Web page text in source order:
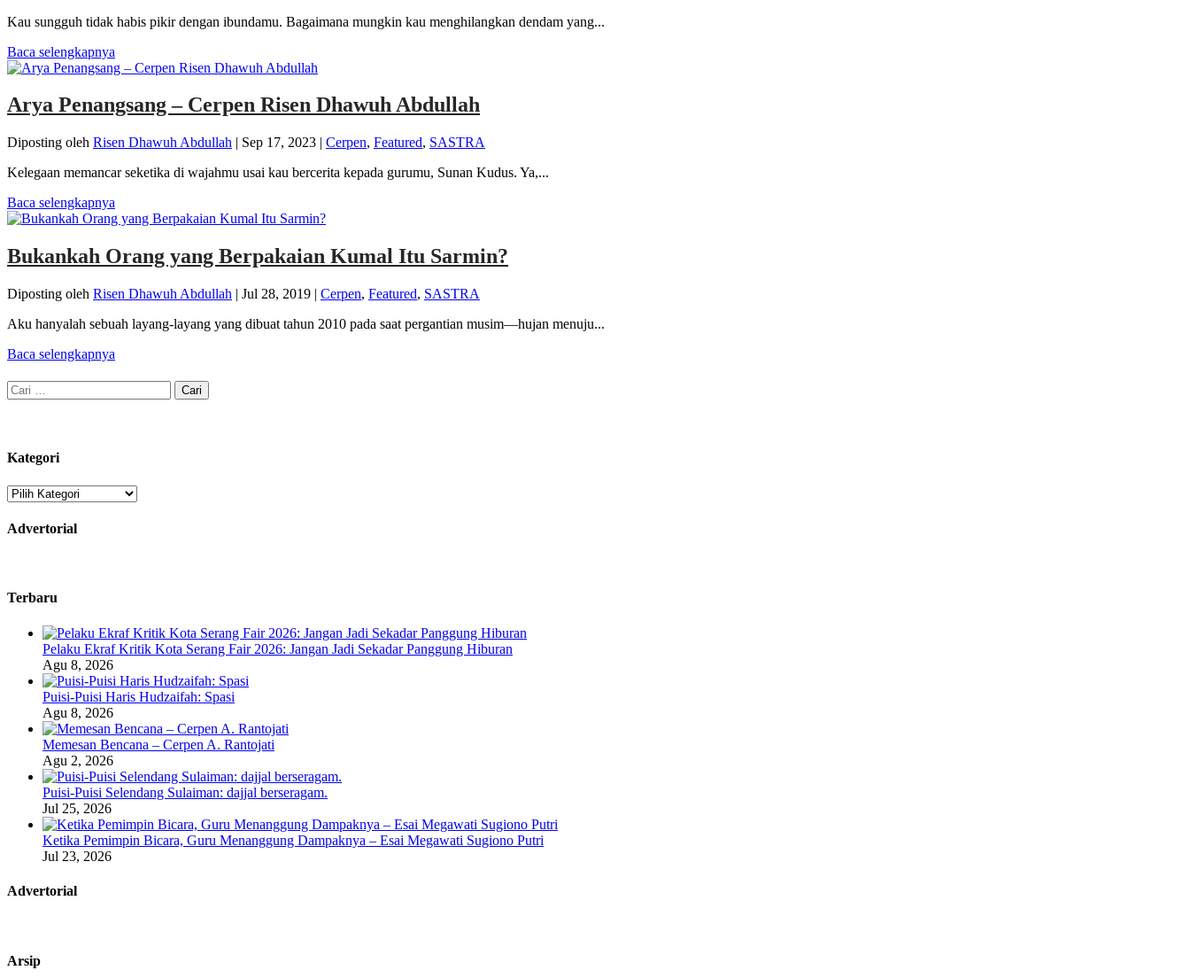
Kau sungguh tidak habis pikir dengan ibundamu. Bagaimana mungkin kau menghilangkan dendam yang...
Baca selengkapnya
Arya Penangsang – Cerpen Risen Dhawuh Abdullah
Diposting oleh Risen Dhawuh Abdullah | Sep 17, 2023 | Cerpen, Featured, SASTRA
Kelegaan memancar seketika di wajahmu usai kau bercerita kepada gurumu, Sunan Kudus. Ya,...
Baca selengkapnya
Bukankah Orang yang Berpakaian Kumal Itu Sarmin?
Diposting oleh Risen Dhawuh Abdullah | Jul 28, 2019 | Cerpen, Featured, SASTRA
Aku hanyalah sebuah layang-layang yang dibuat tahun 2010 pada saat pergantian musim—hujan menuju...
Baca selengkapnya
Cari
untuk:
Kategori
Kategori
Advertorial
Terbaru
Pelaku Ekraf Kritik Kota Serang Fair 2026: Jangan Jadi Sekadar Panggung Hiburan
Agu 8, 2026
Puisi-Puisi Haris Hudzaifah: Spasi
Agu 8, 2026
Memesan Bencana – Cerpen A. Rantojati
Agu 2, 2026
Puisi-Puisi Selendang Sulaiman: dajjal berseragam.
Jul 25, 2026
Ketika Pemimpin Bicara, Guru Menanggung Dampaknya – Esai Megawati Sugiono Putri
Jul 23, 2026
Advertorial
Arsip